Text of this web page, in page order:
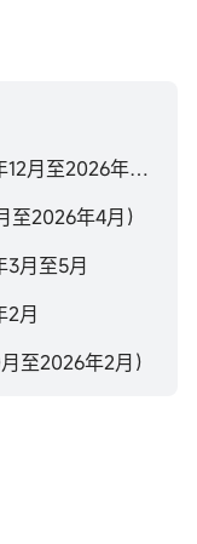
Moomoo SG邀請活動——2025年12月至2026年2月
2026年4月）
月至5月
月
至2026年2月）